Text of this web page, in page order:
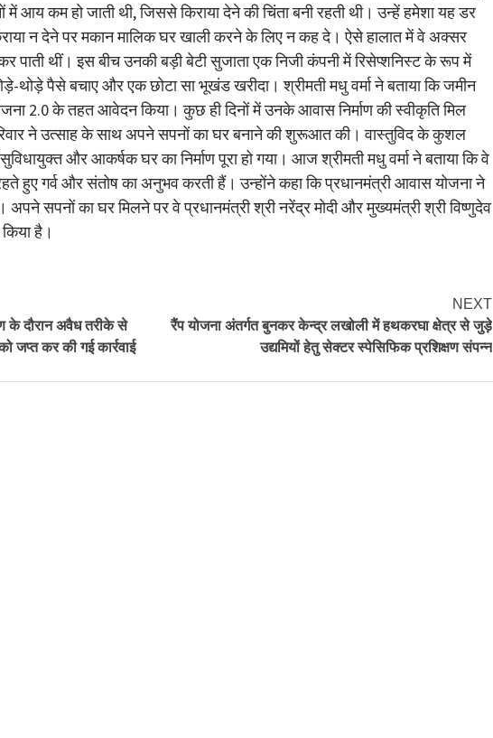
आय कम हो जाती थी, जिससे किराया देने की चिंता बनी रहती थी। उन्हें हमेशा यह डर
न देने पर मकान मालिक घर खाली करने के लिए न कह दे। ऐसे हालात में वे अक्सर
पाती थीं। इस बीच उनकी बड़ी बेटी सुजाता एक निजी कंपनी में रिसेप्शनिस्ट के रूप में
थोड़े पैसे बचाए और एक छोटा सा भूखंड खरीदा। श्रीमती मधु वर्मा ने बताया कि जमीन
2.0 के तहत आवेदन किया। कुछ ही दिनों में उनके आवास निर्माण की स्वीकृति मिल
ने उत्साह के साथ अपने सपनों का घर बनाने की शुरूआत की। वास्तुविद के कुशल
और आकर्षक घर का निर्माण पूरा हो गया। आज श्रीमती मधु वर्मा ने बताया कि वे
हुए गर्व और संतोष का अनुभव करती हैं। उन्होंने कहा कि प्रधानमंत्री आवास योजना ने
सपनों का घर मिलने पर वे प्रधानमंत्री श्री नरेंद्र मोदी और मुख्यमंत्री श्री विष्णुदेव
है।
के दौरान अवैध तरीके से
जप्त कर की गई कार्रवाई
NEXT
रैंप योजना अंतर्गत बुनकर केन्द्र लखोली में हथकरघा क्षेत्र से जुड़े
उद्यमियों हेतु सेक्टर स्पेसिफिक प्रशिक्षण संपन्न